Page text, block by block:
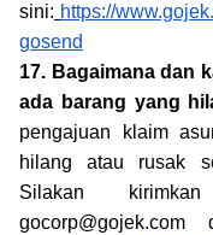
sini: https://
gosend
17. Bagaimana dan
ada barang yang
pengajuan klaim
hilang atau rusak
Silakan